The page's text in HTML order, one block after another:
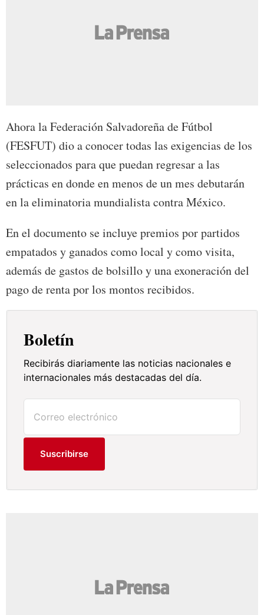
Ahora la Federación Salvadoreña de Fútbol
(FESFUT) dio a conocer todas las exigencias de los
seleccionados para que puedan regresar a las
prácticas en donde en menos de un mes debutarán
en la eliminatoria mundialista contra México.
En el documento se incluye premios por partidos
empatados y ganados como local y como visita,
además de gastos de bolsillo y una exoneración del
pago de renta por los montos recibidos.
Boletín
Recibirás diariamente las noticias nacionales e
internacionales más destacadas del día.
Suscribirse